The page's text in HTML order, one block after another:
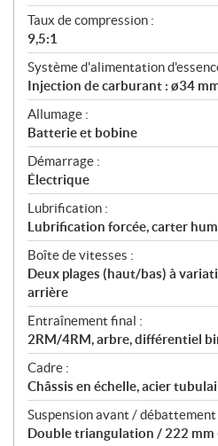
Taux de compression :
9,5:1
Système d'alimentation
Injection de carburant : ø34
Allumage :
Batterie et bobine
Démarrage :
Électrique
Lubrification :
Lubrification forcée, carter
Boîte de vitesses :
Deux plages (haut/bas) à
arrière
Entraînement final :
2RM/4RM, arbre, différentiel
Cadre :
Châssis en échelle, acier
Suspension avant / débattement
Double triangulation / 222 mm